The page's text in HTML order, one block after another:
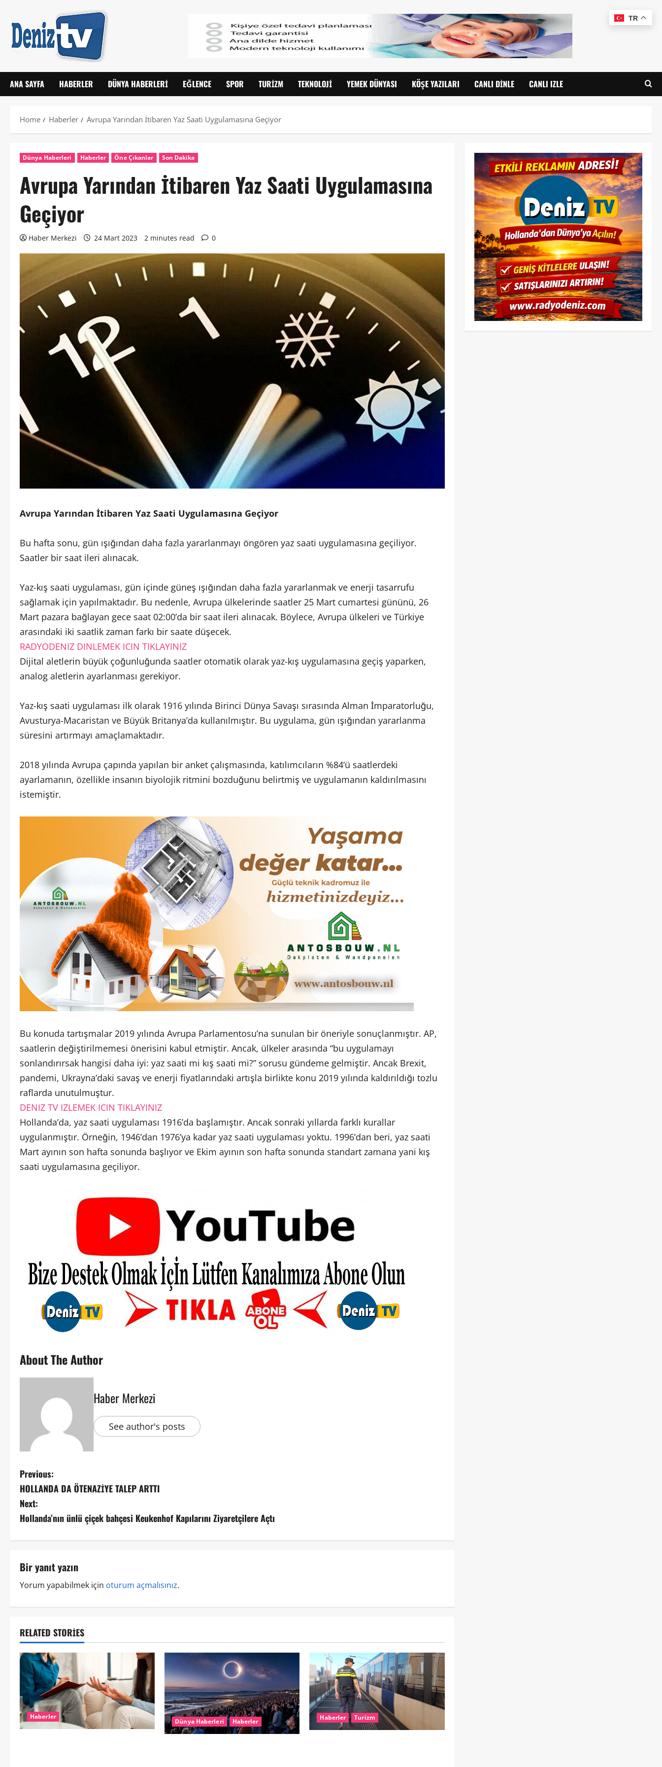
ANA SAYFA HABERLER DÜNYA HABERLERI EĞLENCE SPOR TURIZM TEKNOLOJI YEMEK DÜNYASI KÖŞE YAZILARI CANLI DINLE CANLI IZLE
Home Haberler Avrupa Yarından İtibaren Yaz Saati Uygulamasına Geçiyor
Dünya Haberleri Haberler Öne Çıkanlar Son Dakika
Avrupa Yarından İtibaren Yaz Saati Uygulamasına
Geçiyor
Haber Merkezi 24 Mart 2023 2 minutes read 0
Avrupa Yarından İtibaren Yaz Saati Uygulamasına Geçiyor
Bu hafta sonu, gün ışığından daha fazla yararlanmayı öngören yaz saati uygulamasına geçiliyor.
Saatler bir saat ileri alınacak.
Yaz-kış saati uygulaması, gün içinde güneş ışığından daha fazla yararlanmak ve enerji tasarrufu
sağlamak için yapılmaktadır. Bu nedenle, Avrupa ülkelerinde saatler 25 Mart cumartesi gününü, 26
Mart pazara bağlayan gece saat 02:00’da bir saat ileri alınacak. Böylece, Avrupa ülkeleri ve Türkiye
arasındaki iki saatlik zaman farkı bir saate düşecek.
RADYODENIZ DINLEMEK ICIN TIKLAYINIZ
Dijital aletlerin büyük çoğunluğunda saatler otomatik olarak yaz-kış uygulamasına geçiş yaparken,
analog aletlerin ayarlanması gerekiyor.
Yaz-kış saati uygulaması ilk olarak 1916 yılında Birinci Dünya Savaşı sırasında Alman İmparatorluğu,
Avusturya-Macaristan ve Büyük Britanya’da kullanılmıştır. Bu uygulama, gün ışığından yararlanma
süresini artırmayı amaçlamaktadır.
2018 yılında Avrupa çapında yapılan bir anket çalışmasında, katılımcıların %84’ü saatlerdeki
ayarlamanın, özellikle insanın biyolojik ritmini bozduğunu belirtmiş ve uygulamanın kaldırılmasını
istemiştir.
Bu konuda tartışmalar 2019 yılında Avrupa Parlamentosu’na sunulan bir öneriyle sonuçlanmıştır. AP,
saatlerin değiştirilmemesi önerisini kabul etmiştir. Ancak, ülkeler arasında “bu uygulamayı
sonlandırırsak hangisi daha iyi: yaz saati mi kış saati mi?” sorusu gündeme gelmiştir. Ancak Brexit,
pandemi, Ukrayna’daki savaş ve enerji fiyatlarındaki artışla birlikte konu 2019 yılında kaldırıldığı tozlu
raflarda unutulmuştur.
DENIZ TV IZLEMEK ICIN TIKLAYINIZ
Hollanda’da, yaz saati uygulaması 1916’da başlamıştır. Ancak sonraki yıllarda farklı kurallar
uygulanmıştır. Örneğin, 1946’dan 1976’ya kadar yaz saati uygulaması yoktu. 1996’dan beri, yaz saati
Mart ayının son hafta sonunda başlıyor ve Ekim ayının son hafta sonunda standart zamana yani kış
saati uygulamasına geçiliyor.
About The Author
Haber Merkezi
See author's posts
Previous:
HOLLANDA DA ÖTENAZİYE TALEP ARTTI
Next:
Hollanda’nın ünlü çiçek bahçesi Keukenhof Kapılarını Ziyaretçilere Açtı
Bir yanıt yazın
Yorum yapabilmek için oturum açmalısınız.
RELATED STORIES
Haberler
Dünya Haberleri Haberler Haberler Turizm
TR